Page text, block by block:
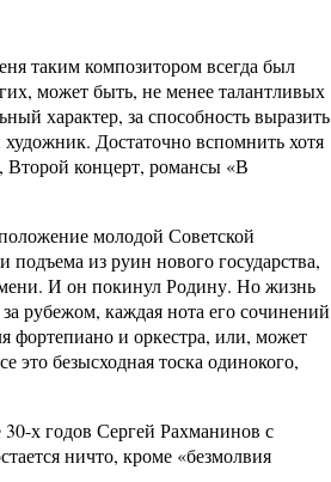
таким композитором всегда был
может быть, не менее талантливых
характер, за способность выразить
Достаточно вспомнить хотя
Второй концерт, романсы «В
молодой Советской
подъема из руин нового государства,
И он покинул Родину. Но жизнь
рубежом, каждая нота его сочинений
фортепиано и оркестра, или, может
это безысходная тоска одинокого,
х годов Сергей Рахманинов с
ничто, кроме «безмолвия